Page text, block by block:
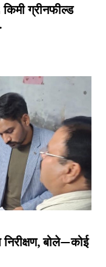
ग्रीनफील्ड
बोले—कोई